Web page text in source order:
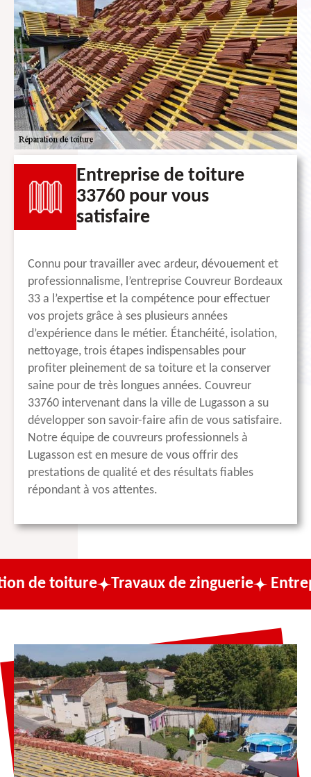
Entreprise de toiture
33760 pour vous
satisfaire
Connu pour travailler avec ardeur, dévouement et
professionnalisme, l’entreprise Couvreur Bordeaux
33 a l’expertise et la compétence pour effectuer
vos projets grâce à ses plusieurs années
d’expérience dans le métier. Étanchéité, isolation,
nettoyage, trois étapes indispensables pour
profiter pleinement de sa toiture et la conserver
saine pour de très longues années. Couvreur
33760 intervenant dans la ville de Lugasson a su
développer son savoir-faire afin de vous satisfaire.
Notre équipe de couvreurs professionnels à
Lugasson est en mesure de vous offrir des
prestations de qualité et des résultats fiables
répondant à vos attentes.
Travaux de zinguerie Entreprise de